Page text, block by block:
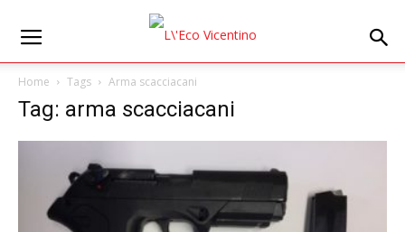
Home Tags Arma scacciacani
Tag: arma scacciacani